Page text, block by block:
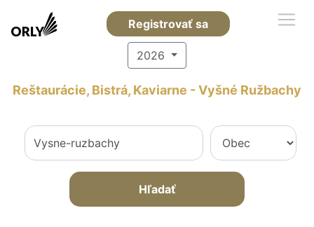
Registrovať sa
2026
Reštaurácie, Bistrá, Kaviarne - Vyšné Ružbachy
Hľadať